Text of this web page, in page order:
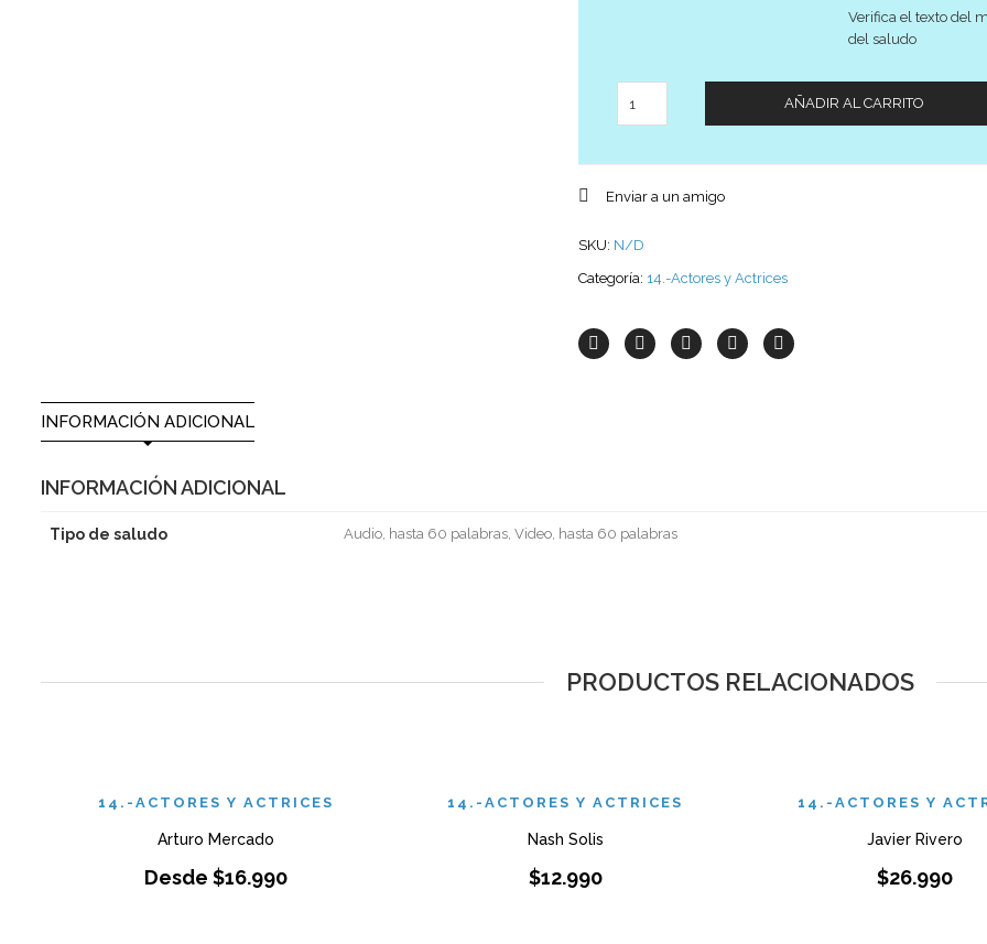
Verifica el texto del
del saludo
AÑADIR AL CARRITO
Enviar a un amigo
SKU: N/D
Categoría: 14.-Actores y Actrices
INFORMACIÓN ADICIONAL
INFORMACIÓN ADICIONAL
Tipo de saludo Audio, hasta 60 palabras, Video, hasta 60 palabras
PRODUCTOS RELACIONADOS
14.-ACTORES Y ACTRICES
Arturo Mercado
Desde $16.990
14.-ACTORES Y ACTRICES
Nash Solis
$12.990
14.-ACTORES Y
Javier Rivero
$26.990